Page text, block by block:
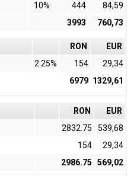
10% 444
84,59
3993 760,73
RON
EUR
2.25% 154
29,34
6979 1329,61
RON
EUR
2832.75
539,68
154
29,34
2986.75 569,02